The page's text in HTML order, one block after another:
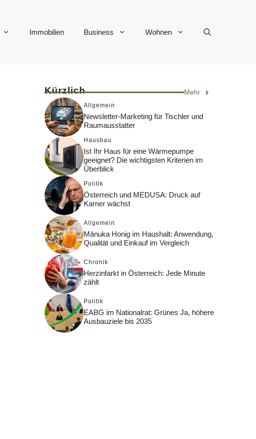
Immobilien Business Wohnen
Kürzlich Mehr
Allgemein
Newsletter-Marketing für Tischler und
Raumausstatter
Hausbau
Ist Ihr Haus für eine Wärmepumpe
geeignet? Die wichtigsten Kriterien im
Überblick
Politik
Österreich und MEDUSA: Druck auf
Karner wächst
Allgemein
Mānuka Honig im Haushalt: Anwendung,
Qualität und Einkauf im Vergleich
Chronik
Herzinfarkt in Österreich: Jede Minute
zählt
Politik
EABG im Nationalrat: Grünes Ja, höhere
Ausbauziele bis 2035